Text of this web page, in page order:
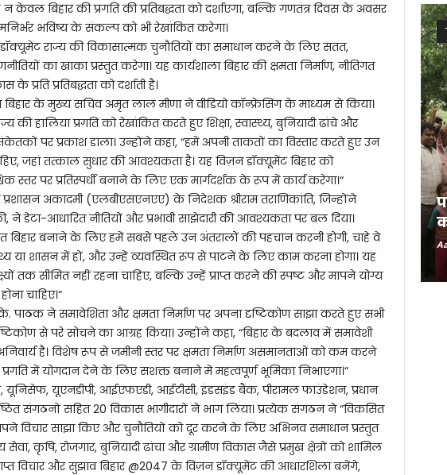
केवल बिहार की प्रगति की प्रतिबद्धता को दर्शाएगा, बल्कि गणतंत्र दिवस के अवसर
भविष्य के संकल्प को भी रेखांकित करेगा।
राज्य की विकासात्मक चुनौतियों का समाधान करने के लिए सतत,
का खाका प्रस्तुत करेगा। यह कार्यशाला बिहार की क्षमता निर्माण, नीतिगत
प्रति प्रतिबद्धता को दर्शाती है।
बिहार के मुख्य सचिव अमृत लाल मीणा ने वीडियो कॉन्फ्रेंसिंग के माध्यम से किया।
की हालिया प्रगति को रेखांकित करते हुए शिक्षा, स्वास्थ्य, बुनियादी ढांचे और
पर प्रकाश डाला। उन्होंने कहा, “हमें अपनी ताकतों का विस्तार करते हुए उन
जहां तत्काल सुधार की आवश्यकता है। यह विज़न डॉक्यूमेंट बिहार को
स्तर पर प्रतिस्पर्धी बनाने के लिए एक मार्गदर्शक के रूप में कार्य करेगा।“
प्रशासन अकादमी (एलबीएसएनएए) के निदेशक श्रीराम तराणिकांति, जिन्होंने
ने डेटा-आधारित नीतियों और प्रभावी साझेदारी की आवश्यकता पर बल दिया।
बिहार बनाने के लिए हमें सबसे पहले उन अंतरालों की पहचान करनी होगी, चाहे वे
या शासन में हों, और उन्हें व्यवस्थित रूप से पाटने के लिए काम करना होगा। यह
तक सीमित नहीं रहना चाहिए, बल्कि उन्हें प्राप्त करने की स्पष्ट और मापने योग्य
चाहिए।“
पाठक ने समावेशिता और क्षमता निर्माण पर अपना दृष्टिकोण साझा करते हुए सभी
से परे सोचने का आग्रह किया। उन्होंने कहा, “बिहार के बदलाव में समावेशी
है। विशेष रूप से जमीनी स्तर पर क्षमता निर्माण असमानताओं को कम करने
में योगदान देने के लिए सशक्त बनाने में महत्वपूर्ण भूमिका निभाएगा।“
यूनिसेफ, यूएनडीपी, आईएफएडी, आईटीसी, इंडसइंड बैंक, पीरामल फाउंडेशन, प्रधान
संगठनों सहित 20 विकास भागीदारों ने भाग लिया। प्रत्येक संगठन ने “विकसित
विचार साझा किए और चुनौतियों को दूर करने के लिए अभिनव समाधान प्रस्तुत
सेवा, कृषि, रोजगार, बुनियादी ढांचा और ग्रामीण विकास जैसे प्रमुख क्षेत्रों को शामिल
विचार और सुझाव बिहार @2047 के विज़न डॉक्यूमेंट की आधारशिला बनेंगे,